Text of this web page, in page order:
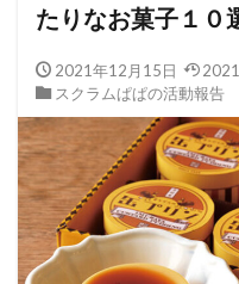
たりなお菓子１０
2021年12月15日
スクラムぱぱの活動報告